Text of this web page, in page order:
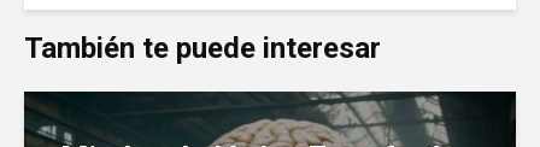
También te puede interesar